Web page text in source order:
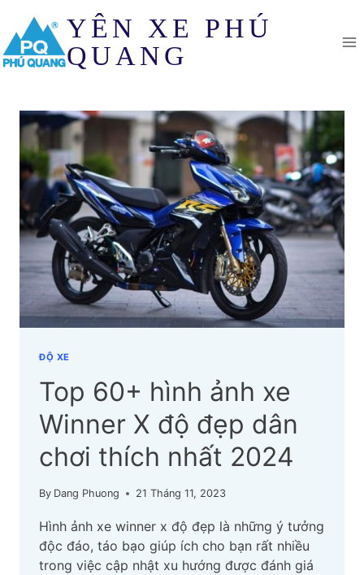
content
YÊN XE PHÚ
QUANG
ĐỘ XE
Top 60+ hình ảnh xe
Winner X độ đẹp dân
chơi thích nhất 2024
By Dang Phuong 21 Tháng 11, 2023
Hình ảnh xe winner x độ đẹp là những ý tưởng
độc đáo, táo bạo giúp ích cho bạn rất nhiều
trong việc cập nhật xu hướng được đánh giá